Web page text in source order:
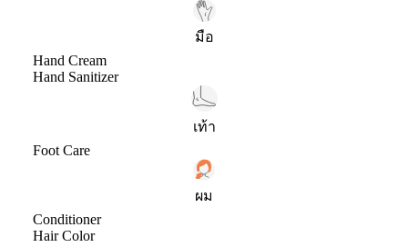
มือ
Hand Cream
Hand Sanitizer
เท้า
Foot Care
ผม
Conditioner
Hair Color